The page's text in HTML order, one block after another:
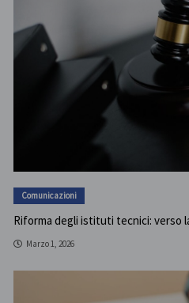
Comunicazioni
Riforma degli istituti tecnici: verso
Marzo 1, 2026